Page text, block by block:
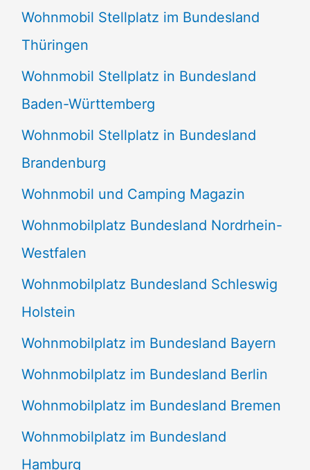
Wohnmobil Stellplatz im Bundesland
Thüringen
Wohnmobil Stellplatz in Bundesland
Baden-Württemberg
Wohnmobil Stellplatz in Bundesland
Brandenburg
Wohnmobil und Camping Magazin
Wohnmobilplatz Bundesland Nordrhein-
Westfalen
Wohnmobilplatz Bundesland Schleswig
Holstein
Wohnmobilplatz im Bundesland Bayern
Wohnmobilplatz im Bundesland Berlin
Wohnmobilplatz im Bundesland Bremen
Wohnmobilplatz im Bundesland
Hamburg